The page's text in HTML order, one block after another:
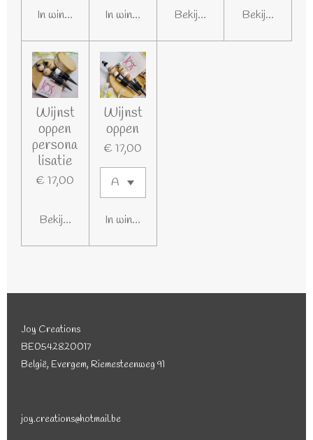
In winkelwagenIn winkelwagenBekijk details Bekijk details
Wijnst
oppen
persona
lisatie
€ 17,00
Bekijk details
Wijnst
oppen
€ 17,00
In winkelwagen
Joy Creations
BE0542820017
België, Evergem, Riemesteenweg 91
joy.creations@hotmail.be